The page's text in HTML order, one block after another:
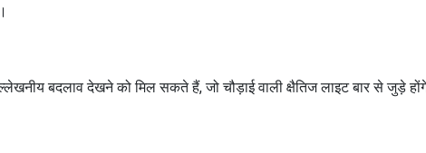
बदलाव देखने को मिल सकते हैं, जो चौड़ाई वाली क्षैतिज लाइट बार से जुड़े